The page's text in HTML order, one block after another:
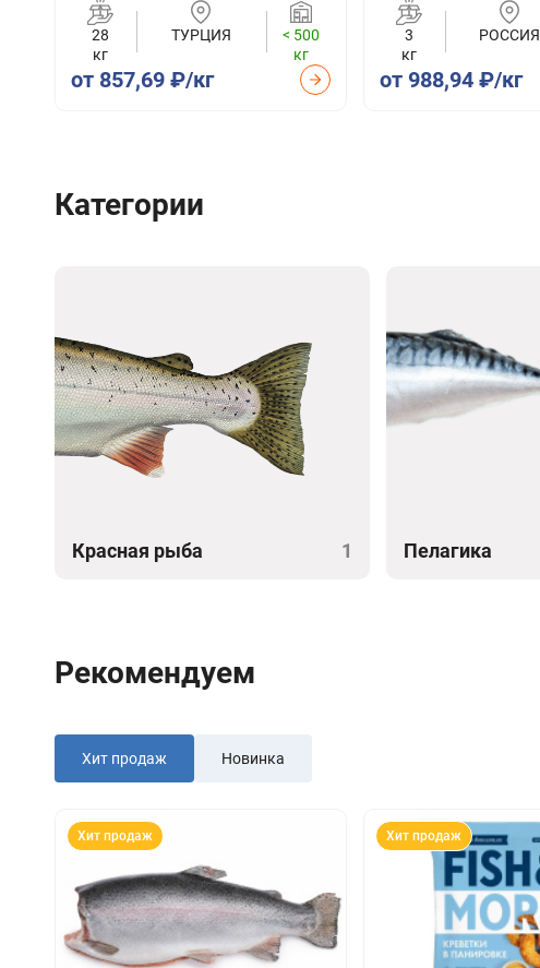
28
кг
ТУРЦИЯ
< 500
кг
от 857,69 ₽/кг
3
кг
РОССИЯ
от 988,94 ₽/кг
Категории
Красная рыба 1 Пелагика
Рекомендуем
Хит продаж Новинка
Хит продаж Хит продаж